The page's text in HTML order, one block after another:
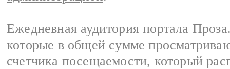
Ежедневная аудитория портала
которые в общей сумме
счетчика посещаемости, который